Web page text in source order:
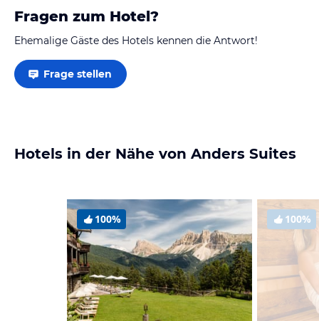
Fragen zum Hotel?
Ehemalige Gäste des Hotels kennen die Antwort!
Frage stellen
Hotels in der Nähe von Anders Suites
100% 100%